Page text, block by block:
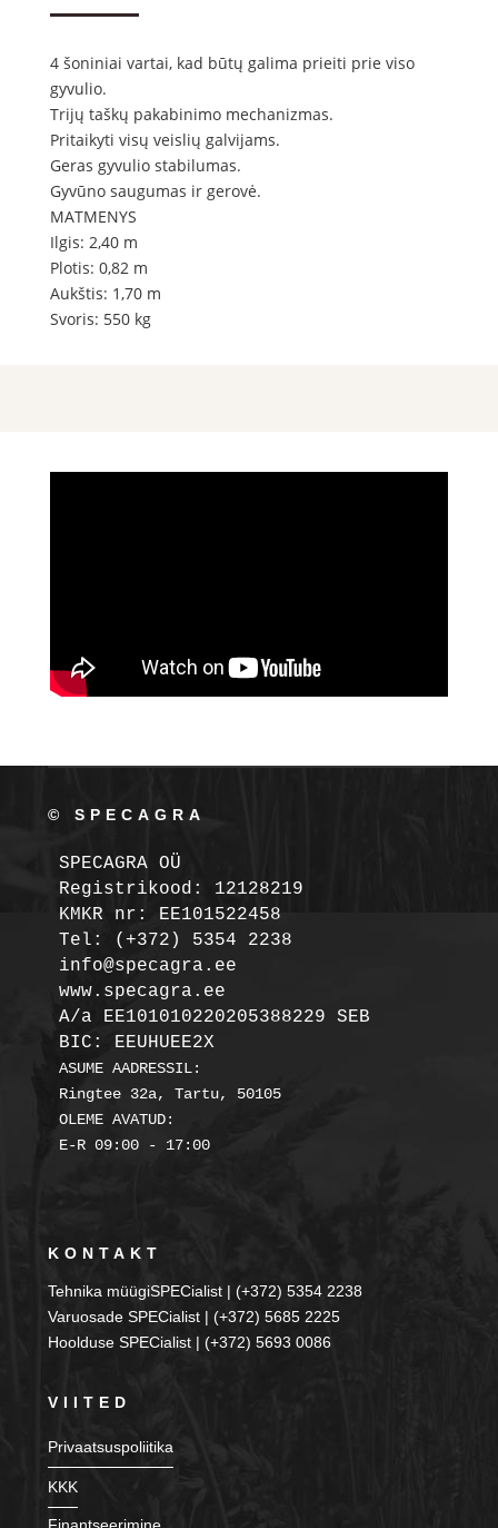
4 šoniniai vartai, kad būtų galima prieiti prie viso
gyvulio.
Trijų taškų pakabinimo mechanizmas.
Pritaikyti visų veislių galvijams.
Geras gyvulio stabilumas.
Gyvūno saugumas ir gerovė.
MATMENYS
Ilgis: 2,40 m
Plotis: 0,82 m
Aukštis: 1,70 m
Svoris: 550 kg
© SPECAGRA
SPECAGRA OÜ
Registrikood: 12128219
KMKR nr: EE101522458
Tel: (+372) 5354 2238
info@specagra.ee
A/a EE101010220205388229 SEB
BIC: EEUHUEE2X
ASUME AADRESSIL:
Ringtee 32a, Tartu, 50105
OLEME AVATUD:
E-R 09:00 - 17:00
KONTAKT
Tehnika müügiSPECialist | (+372) 5354 2238
Varuosade SPECialist | (+372) 5685 2225
Hoolduse SPECialist | (+372) 5693 0086
VIITED
Privaatsuspoliitika
KKK